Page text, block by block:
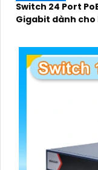
Switch 24 Port
Gigabit dành cho